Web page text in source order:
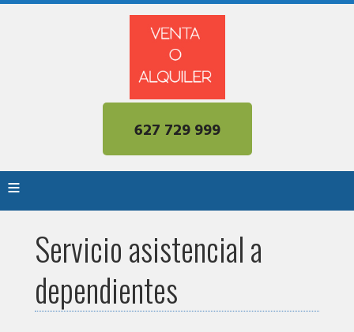
627 729 999
≡
Servicio asistencial a
dependientes